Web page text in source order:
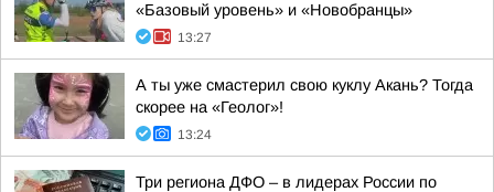
«Базовый уровень» и «Новобранцы»
13:27
А ты уже смастерил свою куклу Акань? Тогда
скорее на «Геолог»!
13:24
Три региона ДФО – в лидерах России по